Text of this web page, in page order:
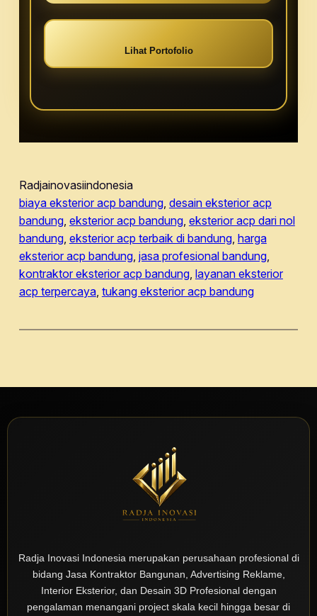
Lihat Portofolio
Radjainovasiindonesia
biaya eksterior acp bandung, desain eksterior acp
bandung, eksterior acp bandung, eksterior acp dari nol
bandung, eksterior acp terbaik di bandung, harga
eksterior acp bandung, jasa profesional bandung
kontraktor eksterior acp bandung, layanan eksterior
acp terpercaya, tukang eksterior acp bandung
Radja Inovasi Indonesia merupakan perusahaan profesional di
bidang Jasa Kontraktor Bangunan, Advertising Reklame,
Interior Eksterior, dan Desain 3D Profesional dengan
pengalaman menangani project skala kecil hingga besar di